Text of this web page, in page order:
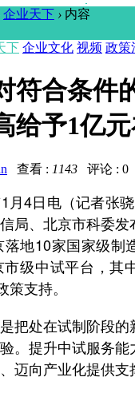
企业天下 › 内容
下 企业文化 视频 政策
符合条件
给予1亿
查看 : 1143 评论 : 0
月4日电（记者张
局、北京市科委
落地10家国家级制
级中试平台，其
策支持。
处在试制阶段的
。提升中试服务
迈向产业化提供支